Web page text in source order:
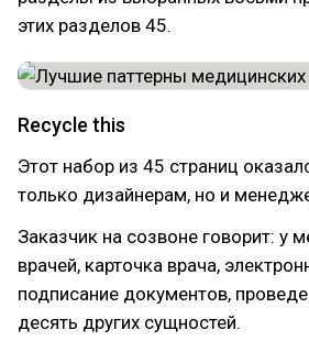
этих разделов 45.
Recycle this
Этот набор из 45 страниц
только дизайнерам, но и
Заказчик на созвоне говорит: у
врачей, карточка врача,
подписание документов,
десять других сущностей.